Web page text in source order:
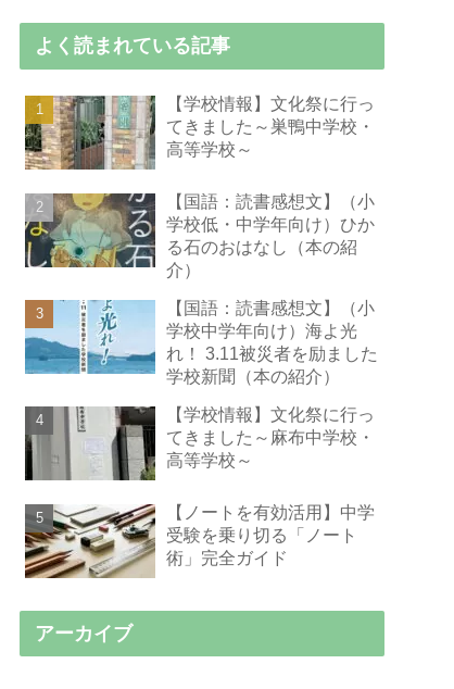
よく読まれている記事
【学校情報】文化祭に行っ
てきました～巣鴨中学校・
高等学校～
【国語：読書感想文】（小
学校低・中学年向け）ひか
る石のおはなし（本の紹
介）
【国語：読書感想文】（小
学校中学年向け）海よ光
れ！ 3.11被災者を励ました
学校新聞（本の紹介）
【学校情報】文化祭に行っ
てきました～麻布中学校・
高等学校～
【ノートを有効活用】中学
受験を乗り切る「ノート
術」完全ガイド
アーカイブ